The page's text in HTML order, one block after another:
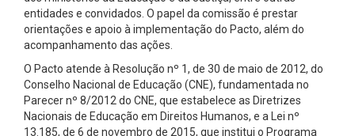
entidades e convidados. O papel da comissão é prestar
orientações e apoio à implementação do Pacto, além do
acompanhamento das ações.
O Pacto atende à Resolução nº 1, de 30 de maio de 2012, do
Conselho Nacional de Educação (CNE), fundamentada no
Parecer nº 8/2012 do CNE, que estabelece as Diretrizes
Nacionais de Educação em Direitos Humanos, e a Lei nº
13.185, de 6 de novembro de 2015, que institui o Programa